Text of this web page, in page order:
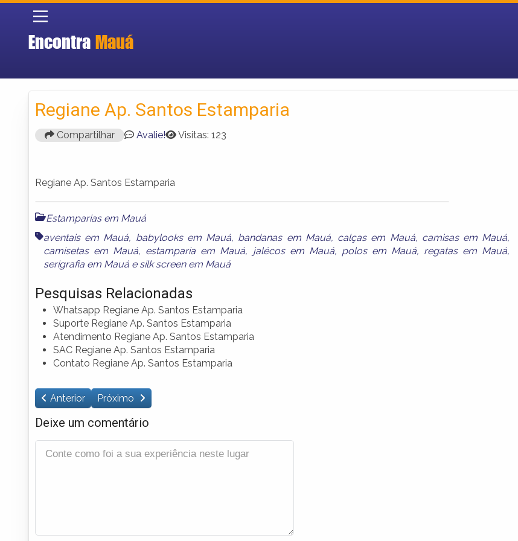
Encontra Mauá
Regiane Ap. Santos Estamparia
Compartilhar Avalie! Visitas: 123
Regiane Ap. Santos Estamparia
Estamparias em Mauá
aventais em Mauá, babylooks em Mauá, bandanas em Mauá, calças em Mauá, camisas em Mauá,
camisetas em Mauá, estamparia em Mauá, jalécos em Mauá, polos em Mauá, regatas em Mauá,
serigrafia em Mauá e silk screen em Mauá
Pesquisas Relacionadas
Whatsapp Regiane Ap. Santos Estamparia
Suporte Regiane Ap. Santos Estamparia
Atendimento Regiane Ap. Santos Estamparia
SAC Regiane Ap. Santos Estamparia
Contato Regiane Ap. Santos Estamparia
Anterior Próximo
Deixe um comentário